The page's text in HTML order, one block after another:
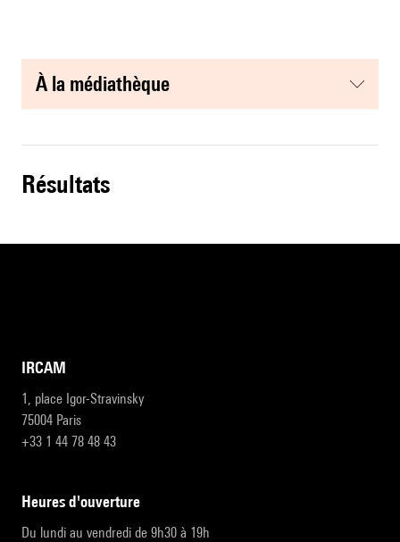
à la médiathèque
résultats
IRCAM
1, place Igor-Stravinsky
75004 Paris
+33 1 44 78 48 43
heures d'ouverture
Du lundi au vendredi de 9h30 à 19h